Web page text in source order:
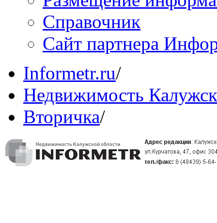
Справочник
Сайт партнера
Informetr.ru/
Недвижимость
Вторичка/